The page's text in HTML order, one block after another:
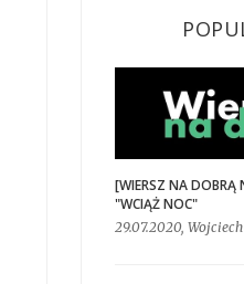
[WIERSZ NA DOBRĄ
"WCIĄŻ NOC"
29.07.2020,